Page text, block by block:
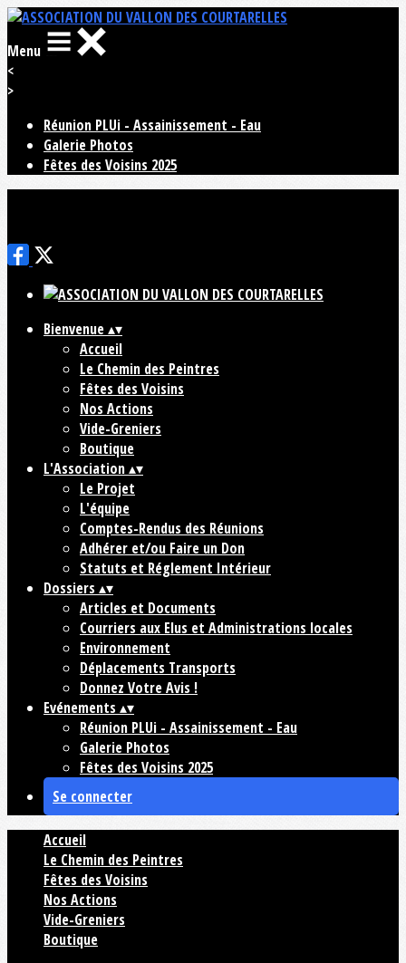
Menu
<
>
Réunion PLUi - Assainissement - Eau
Galerie Photos
Fêtes des Voisins 2025
Bienvenue▴▾
Accueil
Le Chemin des Peintres
Fêtes des Voisins
Nos Actions
Vide-Greniers
Boutique
L'Association▴▾
Le Projet
L'équipe
Comptes-Rendus des Réunions
Adhérer et/ou Faire un Don
Statuts et Réglement Intérieur
Dossiers ▴▾
Articles et Documents
Courriers aux Elus et Administrations locales
Environnement
Déplacements Transports
Donnez Votre Avis !
Evénements ▴▾
Réunion PLUi - Assainissement - Eau
Galerie Photos
Fêtes des Voisins 2025
Se connecter
Accueil
Le Chemin des Peintres
Fêtes des Voisins
Nos Actions
Vide-Greniers
Boutique